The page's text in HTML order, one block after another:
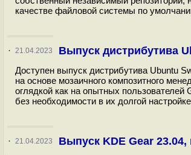
качестве файловой системы по
· 21.04.2023 Выпуск дистрибутива
Доступен выпуск дистрибутива Ubuntu
на основе мозаичного композитного
оглядкой как на опытных
без необходимости в их долгой
· 21.04.2023 Выпуск KDE Gear